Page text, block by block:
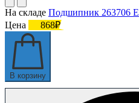
На складе Подшипник 263706 Е
Цена
868₽
В корзину